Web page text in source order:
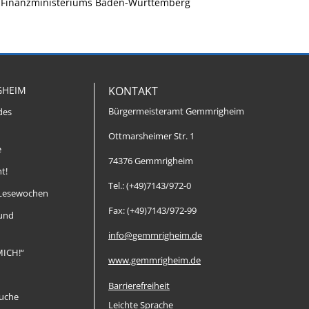
KONTAKT
Bürgermeisteramt Gemmrigheim
Ottmarsheimer Str. 1
74376 Gemmrigheim
Tel.: (+49)7143/972-0
Fax: (+49)7143/972-99
info@gemmrigheim.de
www.gemmrigheim.de
Barrierefreiheit
Leichte Sprache